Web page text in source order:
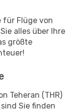
für Flüge von
alles über Ihre
größte
Teheran (THR)
Sie finden